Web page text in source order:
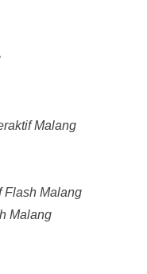
Malang
Flash Malang
Malang